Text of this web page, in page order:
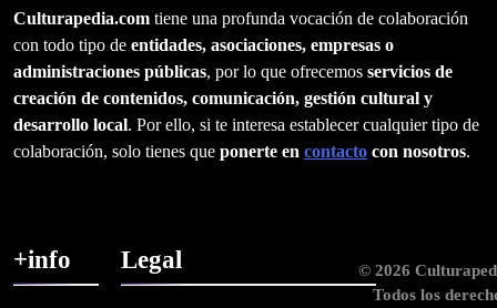
Culturapedia.com tiene una profunda vocación de colaboración
con todo tipo de entidades, asociaciones, empresas o
administraciones públicas, por lo que ofrecemos servicios de
creación de contenidos, comunicación, gestión cultural y
desarrollo local. Por ello, si te interesa establecer cualquier tipo de
colaboración, solo tienes que ponerte en contacto con nosotros.
+info Legal
© 2026
Todos los